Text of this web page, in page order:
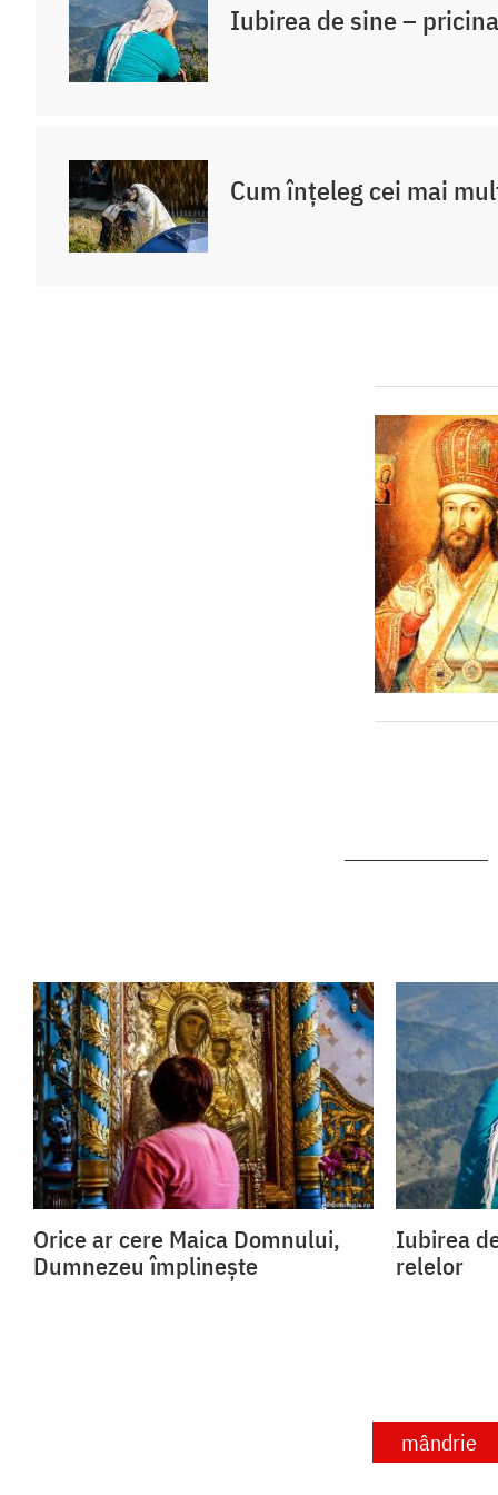
Iubirea de sine –
Cum înțeleg cei mai
Orice ar cere Maica Domnului,
Dumnezeu împlinește
Iubirea
relelor
mândrie